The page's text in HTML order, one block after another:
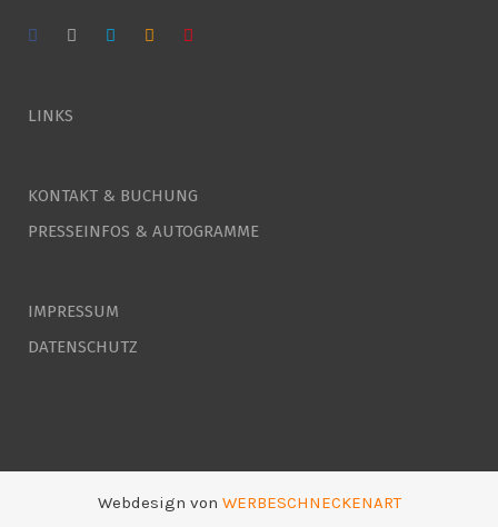
LINKS
KONTAKT & BUCHUNG
PRESSEINFOS & AUTOGRAMME
IMPRESSUM
DATENSCHUTZ
Webdesign von WERBESCHNECKENART